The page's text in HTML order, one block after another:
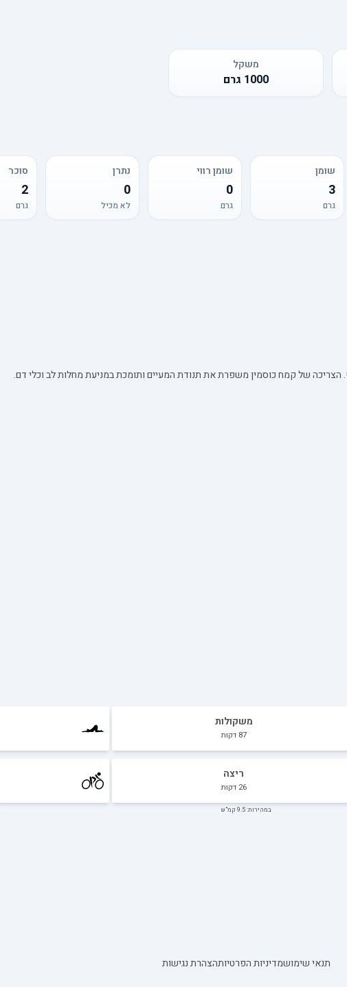
משקל
1000 גרם
שומן
3
גרם
שומן רווי
0
גרם
נתרן
0
לא מכיל
סוכר
2
גרם
הצריכה של קמח כוסמין משפרת את תנודת המעיים ותומכת במניעת מחלות לב וכלי דם.
משקולות
87 דקות
ריצה
26 דקות
במהירות: 9.5 קמ"ש
תנאי שימושמדיניות הפרטיותהצהרת נגישות